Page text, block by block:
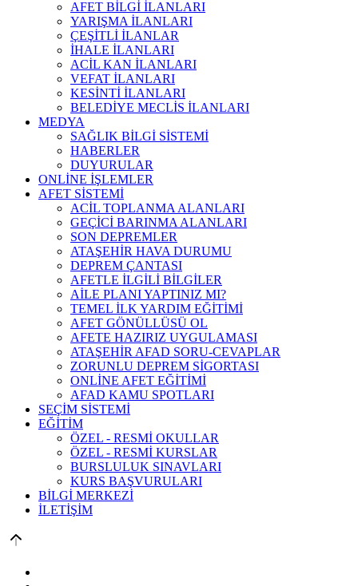
AFET BİLGİ İLANLARI
YARIŞMA İLANLARI
ÇEŞİTLİ İLANLAR
İHALE İLANLARI
ACİL KAN İLANLARI
VEFAT İLANLARI
KESİNTİ İLANLARI
BELEDİYE MECLİS İLANLARI
MEDYA
SAĞLIK BİLGİ SİSTEMİ
HABERLER
DUYURULAR
ONLİNE İŞLEMLER
AFET SİSTEMİ
ACİL TOPLANMA ALANLARI
GEÇİCİ BARINMA ALANLARI
SON DEPREMLER
ATAŞEHİR HAVA DURUMU
DEPREM ÇANTASI
AFETLE İLGİLİ BİLGİLER
AİLE PLANI YAPTINIZ MI?
TEMEL İLK YARDIM EĞİTİMİ
AFET GÖNÜLLÜSÜ OL
AFETE HAZIRIZ UYGULAMASI
ATAŞEHİR AFAD SORU-CEVAPLAR
ZORUNLU DEPREM SİGORTASI
ONLİNE AFET EĞİTİMİ
AFAD KAMU SPOTLARI
SEÇİM SİSTEMİ
EĞİTİM
ÖZEL - RESMİ OKULLAR
ÖZEL - RESMİ KURSLAR
BURSLULUK SINAVLARI
KURS BAŞVURULARI
BİLGİ MERKEZİ
İLETİŞİM